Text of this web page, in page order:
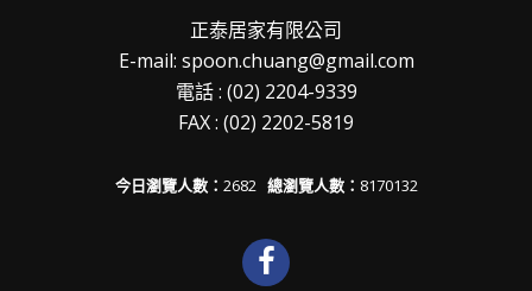
正泰居家有限公司
E-mail: spoon.chuang@gmail.com
電話 : (02) 2204-9339
FAX : (02) 2202-5819
今日瀏覽人數： 2682 總瀏覽人數： 8170132